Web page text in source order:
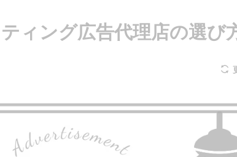
ィング広告代理店の選び